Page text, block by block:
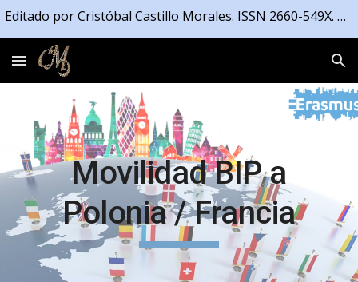
Editado por Cristóbal Castillo Morales. ISSN 2660-549X. Registrado en la Propiedad Intelectual de la Junta de Andalucía número 04/2021/4191
MovilidadBIP a
Polonia / Francia